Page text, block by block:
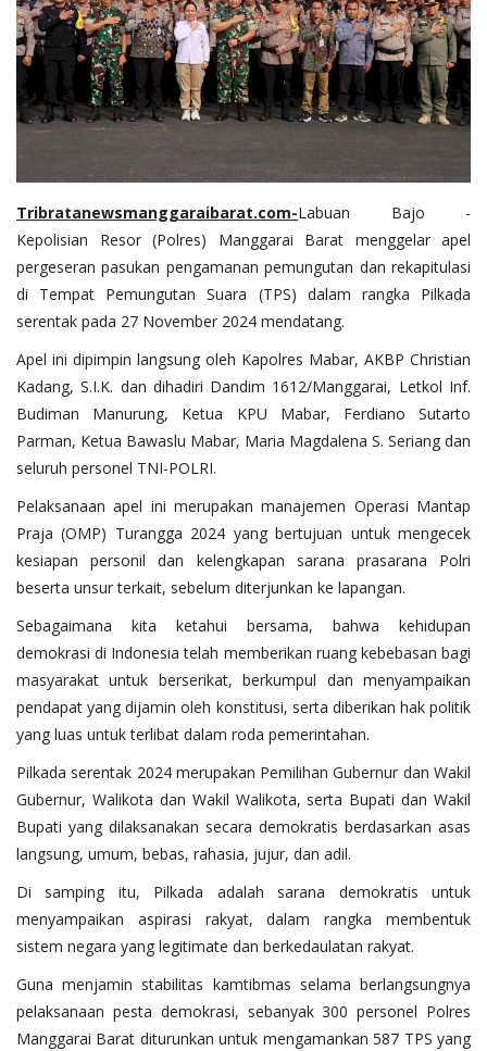
Tribratanewsmanggaraibarat.com-Labuan Bajo -
Kepolisian Resor (Polres) Manggarai Barat menggelar apel
pergeseran pasukan pengamanan pemungutan dan rekapitulasi
di Tempat Pemungutan Suara (TPS) dalam rangka Pilkada
serentak pada 27 November 2024 mendatang.
Apel ini dipimpin langsung oleh Kapolres Mabar, AKBP Christian
Kadang, S.I.K. dan dihadiri Dandim 1612/Manggarai, Letkol Inf.
Budiman Manurung, Ketua KPU Mabar, Ferdiano Sutarto
Parman, Ketua Bawaslu Mabar, Maria Magdalena S. Seriang dan
seluruh personel TNI-POLRI.
Pelaksanaan apel ini merupakan manajemen Operasi Mantap
Praja (OMP) Turangga 2024 yang bertujuan untuk mengecek
kesiapan personil dan kelengkapan sarana prasarana Polri
beserta unsur terkait, sebelum diterjunkan ke lapangan.
Sebagaimana kita ketahui bersama, bahwa kehidupan
demokrasi di Indonesia telah memberikan ruang kebebasan bagi
masyarakat untuk berserikat, berkumpul dan menyampaikan
pendapat yang dijamin oleh konstitusi, serta diberikan hak politik
yang luas untuk terlibat dalam roda pemerintahan.
Pilkada serentak 2024 merupakan Pemilihan Gubernur dan Wakil
Gubernur, Walikota dan Wakil Walikota, serta Bupati dan Wakil
Bupati yang dilaksanakan secara demokratis berdasarkan asas
langsung, umum, bebas, rahasia, jujur, dan adil.
Di samping itu, Pilkada adalah sarana demokratis untuk
menyampaikan aspirasi rakyat, dalam rangka membentuk
sistem negara yang legitimate dan berkedaulatan rakyat.
Guna menjamin stabilitas kamtibmas selama berlangsungnya
pelaksanaan pesta demokrasi, sebanyak 300 personel Polres
Manggarai Barat diturunkan untuk mengamankan 587 TPS yang